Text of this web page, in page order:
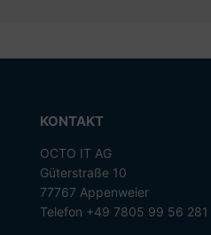
KONTAKT
OCTO IT AG
Güterstraße 10
77767 Appenweier
Telefon +49 7805 99 56 281